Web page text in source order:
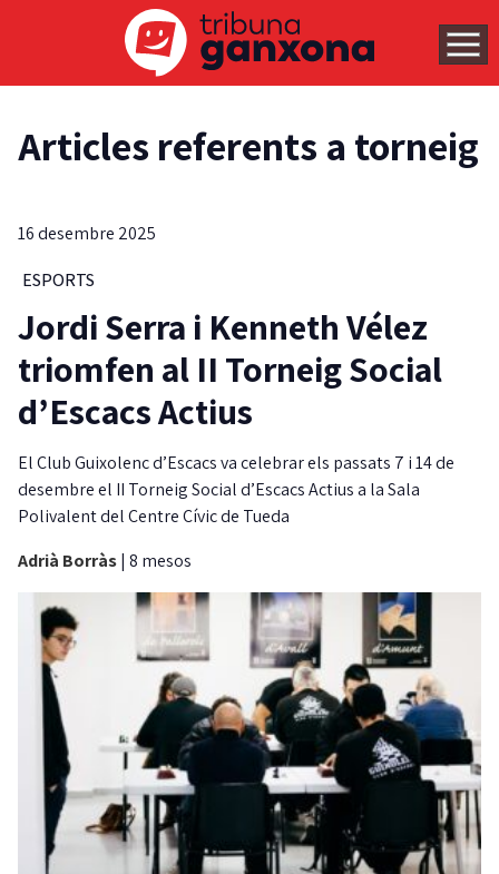
Articles referents a torneig
16 desembre 2025
ESPORTS
Jordi Serra i Kenneth Vélez
triomfen al II Torneig Social
d’Escacs Actius
El Club Guixolenc d’Escacs va celebrar els passats 7 i 14 de
desembre el II Torneig Social d’Escacs Actius a la Sala
Polivalent del Centre Cívic de Tueda
Adrià Borràs| 8 mesos